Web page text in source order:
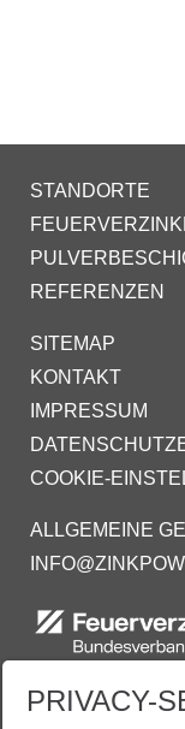
STANDORTE
REFERENZEN
SITEMAP
KONTAKT
IMPRESSUM
COOKIE-
ALLGEMEINE
PRIVACY-